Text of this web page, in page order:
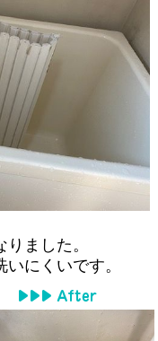
ました。
にくいです。